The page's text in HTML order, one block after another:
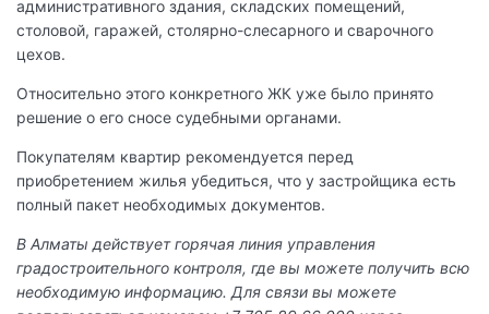
административного здания, складских помещений,
столовой, гаражей, столярно-слесарного и сварочного
цехов.
Относительно этого конкретного ЖК уже было принято
решение о его сносе судебными органами.
Покупателям квартир рекомендуется перед
приобретением жилья убедиться, что у застройщика есть
полный пакет необходимых документов.
В Алматы действует горячая линия управления
градостроительного контроля, где вы можете получить всю
необходимую информацию. Для связи вы можете